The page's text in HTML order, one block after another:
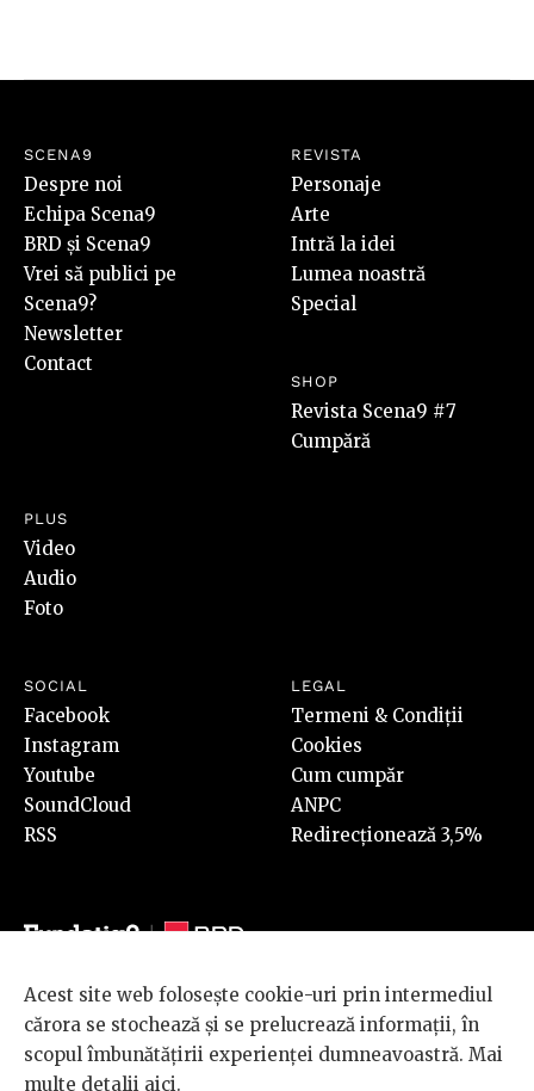
SCENA9
Despre noi
Echipa Scena9
BRD și Scena9
Vrei să publici pe
Scena9?
Newsletter
Contact
REVISTA
Personaje
Arte
Intră la idei
Lumea noastră
Special
SHOP
Revista Scena9 #7
Cumpără
PLUS
Video
Audio
Foto
SOCIAL
Facebook
Instagram
Youtube
SoundCloud
RSS
LEGAL
Termeni & Condiții
Cookies
Cum cumpăr
ANPC
Redirecționează 3,5%
© 2026 BRD Groupe Société Générale, toate drepturile rezervate.
Scena 9 este un proiect sustinut de
BRD GROUPE SOCIÉTÉ
GÉNÉRALE
Acest site web folosește cookie-uri prin intermediul
cărora se stochează și se prelucrează informații, în
scopul îmbunătățirii experienței dumneavoastră. Mai
multe detalii aici.